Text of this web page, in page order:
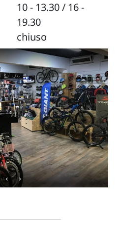
10 - 13.30 / 16 -
19.30
chiuso